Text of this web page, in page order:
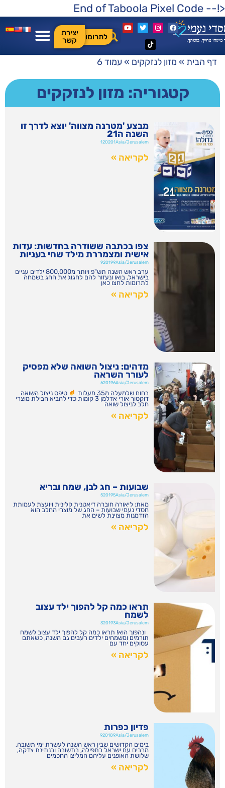
<!-- End of Taboola Pixel Code
לתרומות
יצירת
קשר
דף הבית » מזון לנזקקים »עמוד 6
קטגוריה: מזון לנזקקים
מבצע 'מטרנה מצווה' יוצא לדרך זו
השנה ה21
120201Asia/Jerusalem
לקריאה »
צפו בכתבה ששודרה בחדשות: עדות
אישית ומצמררת מילד שחי בעניות
920199Asia/Jerusalem
ערב ראש השנה תש"פ ויותר מ800,000 ילדים עניים
בישראל, בואו ונעזור להם לחגוג את החג בשמחה
לתרומות לחצו כאן
לקריאה »
מדהים: ניצול השואה שלא מפסיק
לעורר השראה
620196Asia/Jerusalem
בחום שלמעלה מ35 מעלות טיפס ניצול השואה
דוקטור אורי אדלמן 3 קומות כדי להביא חבילת מוצרי
חלב לניצול שואה
לקריאה »
שבועות – חג לבן, שמח ובריא
520195Asia/Jerusalem
מאת: ליאורה חוברה דיאטנית קלינית ויועצת לעמותת
חסדי נעמי שבועות – החג של מוצרי החלב הוא
הזדמנות מצוינת לשים את
לקריאה »
תראו כמה קל להפוך ילד עצוב
לשמח
320193Asia/Jerusalem
ונהפוך הוא! תראו כמה קל להפוך ילד עצוב לשמח
תורמים ומשמחים ילדים רעבים גם השנה, כשאתם
עסוקים יחד עם
לקריאה »
פדיון כפרות
920189Asia/Jerusalem
בימים הקדושים שבין ראש השנה לעשרת ימי תשובה,
מרבים עם ישראל בתפילה, בתשובה ובנתינת צדקה,
שלושת האופנים עליהם המליצו החכמים
לקריאה »